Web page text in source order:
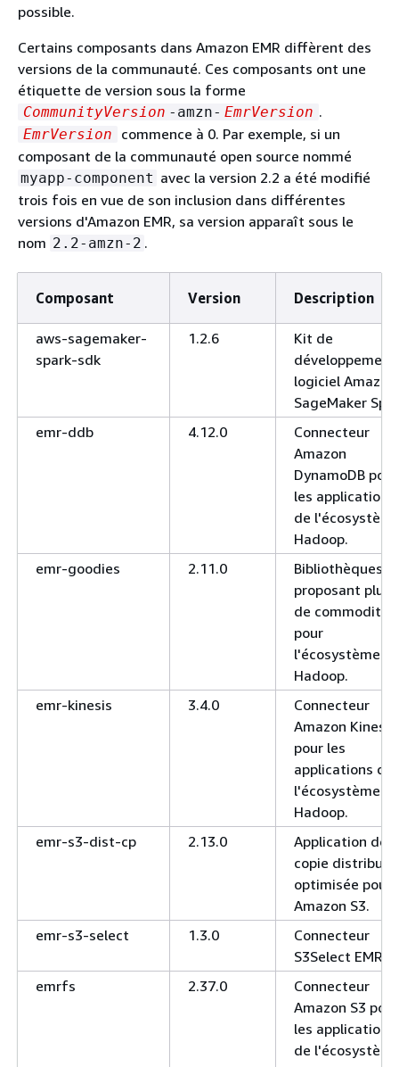
possible.
Certains composants dans Amazon EMR diffèrent des
versions de la communauté. Ces composants ont une
étiquette de version sous la forme
CommunityVersion -amzn- EmrVersion .
EmrVersion
commence à 0. Par exemple, si un
composant de la communauté open source nommé
myapp-component avec la version 2.2 a été modifié
trois fois en vue de son inclusion dans différentes
versions d'Amazon EMR, sa version apparaît sous le
nom 2.2-amzn-2 .
Composant Version Description
aws-sagemaker-
spark-sdk
1.2.6
Kit de
développement
logiciel Amazon
SageMaker
emr-ddb
4.12.0
Connecteur
Amazon
DynamoDB pour
les applications
de
Hadoop.
emr-goodies
2.11.0
Bibliothèques
proposant plus
de commodités
pour
l'écosystème
Hadoop.
emr-kinesis
3.4.0
Connecteur
Amazon Kinesis
pour les
applications de
l'écosystème
Hadoop.
emr-s3-dist-cp
2.13.0
Application de
copie distribuée
optimisée pour
Amazon S3.
emr-s3-select
1.3.0
Connecteur
S3Select EMR
emrfs
2.37.0
Connecteur
Amazon S3 pour
les applications
de